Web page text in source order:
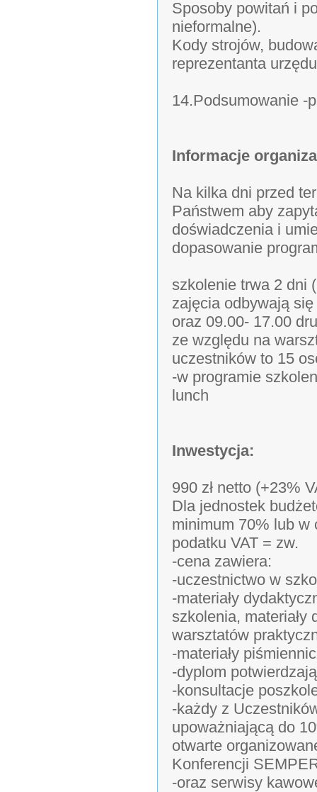
Sposoby powitań i
nieformalne).
Kody strojów,
reprezentanta
14.Podsumowanie -
Informacje
Na kilka dni przed
Państwem aby
doświadczenia i
dopasowanie
szkolenie trwa 2 dni
zajęcia odbywają
oraz 09.00- 17.00
ze względu na
uczestników to 15
-w programie
lunch
Inwestycja:
990 zł netto (+23%
Dla jednostek
minimum 70% lub w
podatku VAT = zw.
-cena zawiera:
-uczestnictwo w
-materiały
szkolenia, materiały
warsztatów
-materiały
-dyplom
-konsultacje
-każdy z
upoważniającą do
otwarte
Konferencji
-oraz serwisy